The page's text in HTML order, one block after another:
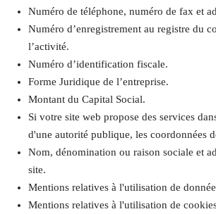
Numéro de téléphone, numéro de fax et
Numéro d’enregistrement au registre du
l’activité.
Numéro d’identification fiscale.
Forme Juridique de l’entreprise.
Montant du Capital Social.
Si votre site web propose des services
d'une autorité publique, les coordonnées
Nom, dénomination ou raison sociale et
site.
Mentions relatives à l'utilisation de
Mentions relatives à l'utilisation de